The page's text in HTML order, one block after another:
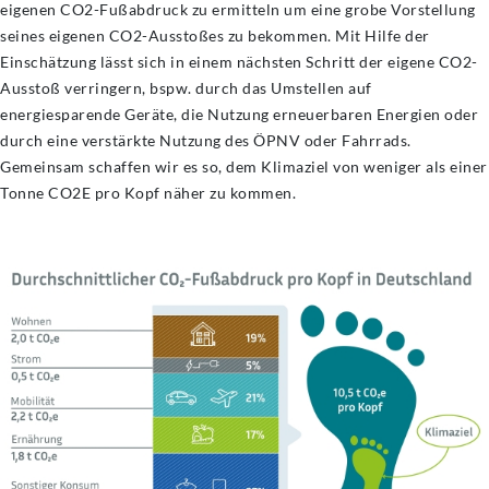
eigenen CO2-Fußabdruck zu ermitteln um eine grobe Vorstellung
seines eigenen CO2-Ausstoßes zu bekommen. Mit Hilfe der
Einschätzung lässt sich in einem nächsten Schritt der eigene CO2-
Ausstoß verringern, bspw. durch das Umstellen auf
energiesparende Geräte, die Nutzung erneuerbaren Energien oder
durch eine verstärkte Nutzung des ÖPNV oder Fahrrads.
Gemeinsam schaffen wir es so, dem Klimaziel von weniger als einer
Tonne CO2E pro Kopf näher zu kommen.